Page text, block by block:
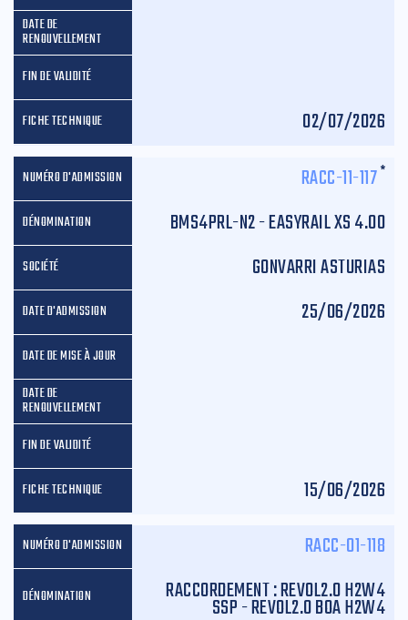
02/07/2026
RACC-11-117*
BMS4PRL-N2 - EASYRAIL XS 4.00
GONVARRI ASTURIAS
25/06/2026
15/06/2026
RACC-01-118
RACCORDEMENT : REVOL2.0 H2W4
SSP - REVOL2.0 BOA H2W4